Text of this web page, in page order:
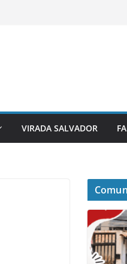
VIRADA SALVADOR